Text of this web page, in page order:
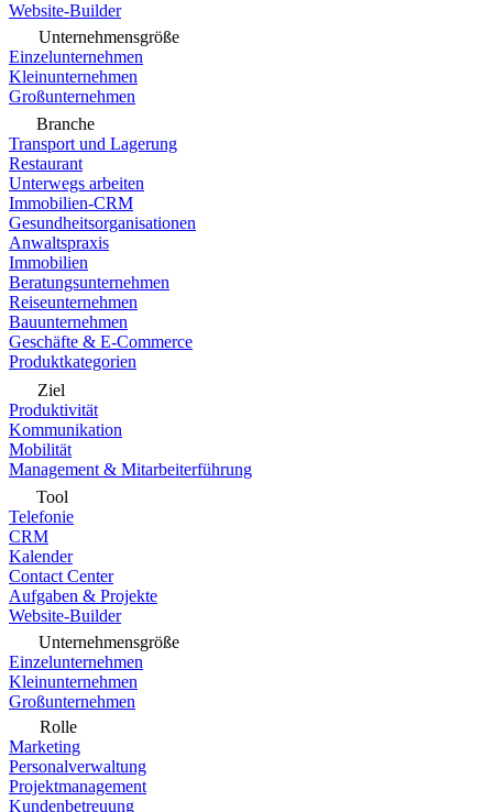
Website-Builder
Unternehmensgröße
Einzelunternehmen
Kleinunternehmen
Großunternehmen
Branche
Transport und Lagerung
Restaurant
Unterwegs arbeiten
Immobilien-CRM
Gesundheitsorganisationen
Anwaltspraxis
Immobilien
Beratungsunternehmen
Reiseunternehmen
Bauunternehmen
Geschäfte & E-Commerce
Produktkategorien
Ziel
Produktivität
Kommunikation
Mobilität
Management & Mitarbeiterführung
Tool
Telefonie
CRM
Kalender
Contact Center
Aufgaben & Projekte
Website-Builder
Unternehmensgröße
Einzelunternehmen
Kleinunternehmen
Großunternehmen
Rolle
Marketing
Personalverwaltung
Projektmanagement
Kundenbetreuung